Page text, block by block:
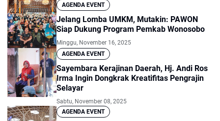
AGENDA EVENT
Jelang Lomba UMKM, Mutakin: PAWON
Siap Dukung Program Pemkab Wonosobo
Minggu, November 16, 2025
AGENDA EVENT
Sayembara Kerajinan Daerah, Hj. Andi Ros
Irma Ingin Dongkrak Kreatifitas Pengrajin
Selayar
Sabtu, November 08, 2025
AGENDA EVENT